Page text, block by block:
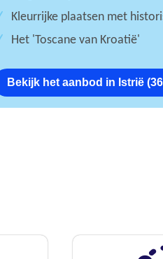
Kleurrijke plaatsen met
Het 'Toscane van Kroatië'
Bekijk het aanbod in Istrië